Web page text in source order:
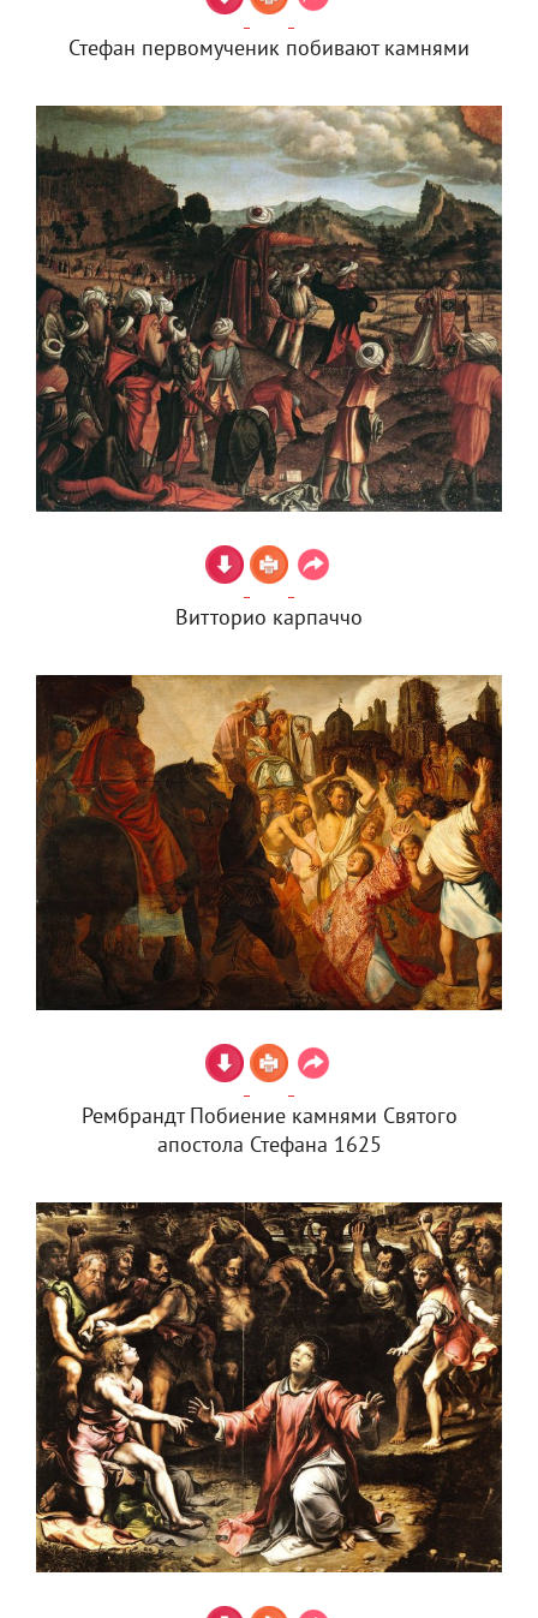
Стефан первомученик побивают камнями
Витторио карпаччо
Рембрандт Побиение камнями Святого
апостола Стефана 1625